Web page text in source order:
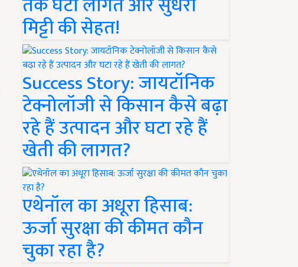
मिट्टी की सेहत!
Success Story: जायटॉनिक
टेक्नोलॉजी से किसान कैसे बढ़ा
रहे हैं उत्पादन और घटा रहे हैं
खेती की लागत?
एथेनॉल का अधूरा हिसाब:
ऊर्जा सुरक्षा की कीमत कौन
चुका रहा है?